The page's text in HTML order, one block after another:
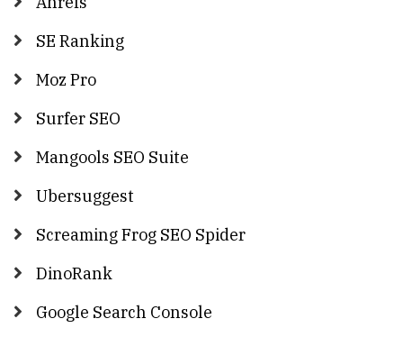
SE Ranking
Moz Pro
Surfer SEO
Mangools SEO Suite
Ubersuggest
Screaming Frog SEO Spider
DinoRank
Google Search Console